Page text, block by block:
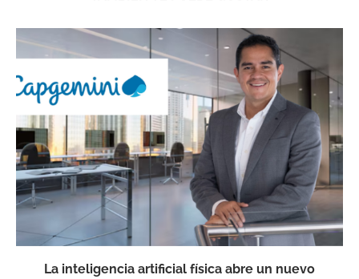
La inteligencia artificial física abre un nuevo